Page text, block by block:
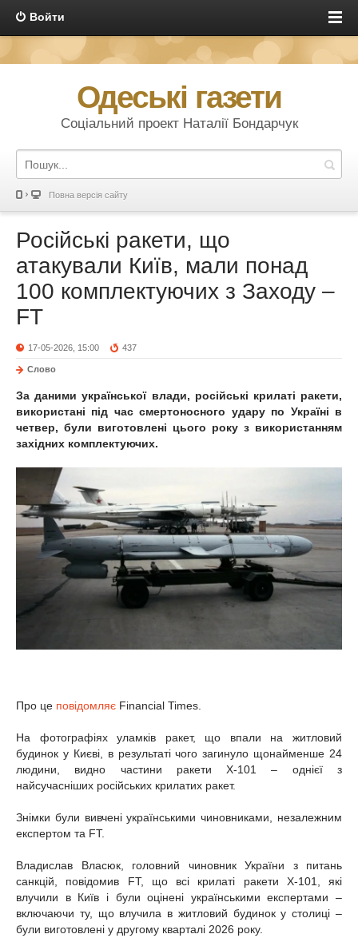
Войти
Одеські газети
Соціальний проект Наталії Бондарчук
Повна версія сайту
Російські ракети, що
атакували Київ, мали понад
100 комплектуючих з Заходу –
FT
17-05-2026, 15:00 437
Слово
За даними української влади, російські крилаті ракети,
використані під час смертоносного удару по Україні в
четвер, були виготовлені цього року з використанням
західних комплектуючих.
Про це повідомляє Financial Times.
На фотографіях уламків ракет, що впали на житловий
будинок у Києві, в результаті чого загинуло щонайменше 24
людини, видно частини ракети Х-101 – однієї з
найсучасніших російських крилатих ракет.
Знімки були вивчені українськими чиновниками, незалежним
експертом та FT.
Владислав Власюк, головний чиновник України з питань
санкцій, повідомив FT, що всі крилаті ракети Х-101, які
влучили в Київ і були оцінені українськими експертами –
включаючи ту, що влучила в житловий будинок у столиці –
були виготовлені у другому кварталі 2026 року.